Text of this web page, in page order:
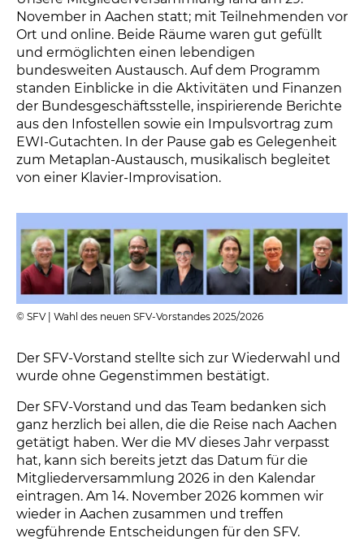
November in Aachen statt; mit Teilnehmenden vor
Ort und online. Beide Räume waren gut gefüllt
und ermöglichten einen lebendigen
bundesweiten Austausch. Auf dem Programm
standen Einblicke in die Aktivitäten und Finanzen
der Bundesgeschäftsstelle, inspirierende Berichte
aus den Infostellen sowie ein Impulsvortrag zum
EWI-Gutachten. In der Pause gab es Gelegenheit
zum Metaplan-Austausch, musikalisch begleitet
von einer Klavier-Improvisation.
© SFV | Wahl des neuen SFV-Vorstandes 2025/2026
Der SFV-Vorstand stellte sich zur Wiederwahl und
wurde ohne Gegenstimmen bestätigt.
Der SFV-Vorstand und das Team bedanken sich
ganz herzlich bei allen, die die Reise nach Aachen
getätigt haben. Wer die MV dieses Jahr verpasst
hat, kann sich bereits jetzt das Datum für die
Mitgliederversammlung 2026 in den Kalendar
eintragen. Am 14. November 2026 kommen wir
wieder in Aachen zusammen und treffen
wegführende Entscheidungen für den SFV.